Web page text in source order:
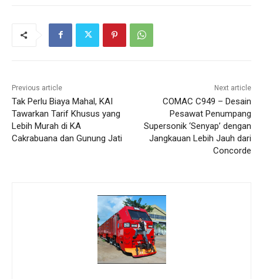
Previous article
Tak Perlu Biaya Mahal, KAI
Tawarkan Tarif Khusus yang
Lebih Murah di KA
Cakrabuana dan Gunung Jati
Next article
COMAC C949 – Desain
Pesawat Penumpang
Supersonik ‘Senyap’ dengan
Jangkauan Lebih Jauh dari
Concorde